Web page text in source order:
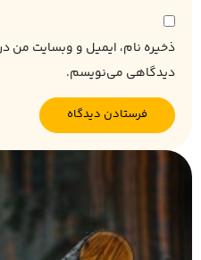
ذخیره نام، ایمیل و وبسایت من در
دیدگاهی می‌نویسم.